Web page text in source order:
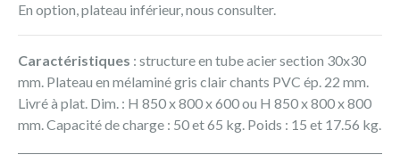
En option, plateau inférieur, nous consulter.
Caractéristiques : structure en tube acier section 30x30
mm. Plateau en mélaminé gris clair chants PVC ép. 22 mm.
Livré à plat. Dim. : H 850 x 800 x 600 ou H 850 x 800 x 800
mm. Capacité de charge : 50 et 65 kg. Poids : 15 et 17.56 kg.